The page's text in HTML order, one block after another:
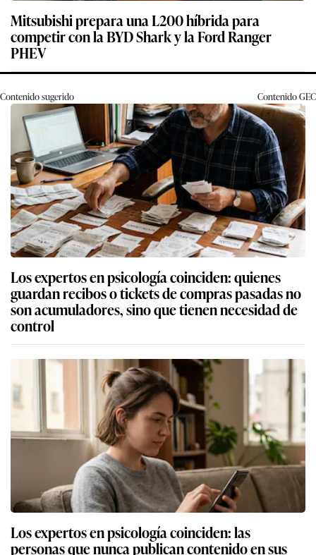
Mitsubishi prepara una L200 híbrida para
competir con la BYD Shark y la Ford Ranger
PHEV
Contenido sugerido ContenidoGEC
Los expertos en psicología coinciden: quienes
guardan recibos o tickets de compras pasadas no
son acumuladores, sino que tienen necesidad de
control
Los expertos en psicología coinciden: las
personas que nunca publican contenido en sus